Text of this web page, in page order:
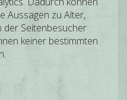
Aussagen zu Alter,
der Seitenbesucher
keiner bestimmten